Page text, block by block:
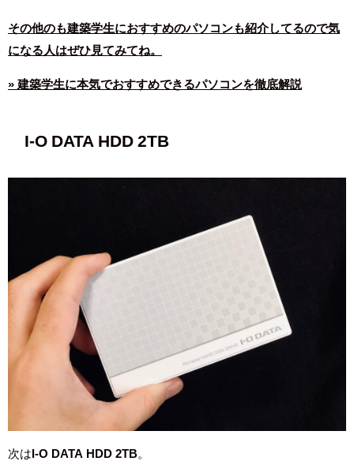
その他のも建築学生におすすめのパソコンも紹介してるので気
になる人はぜひ見てみてね。
» 建築学生に本気でおすすめできるパソコンを徹底解説
I-O DATA HDD 2TB
次は I-O DATA HDD 2TB。